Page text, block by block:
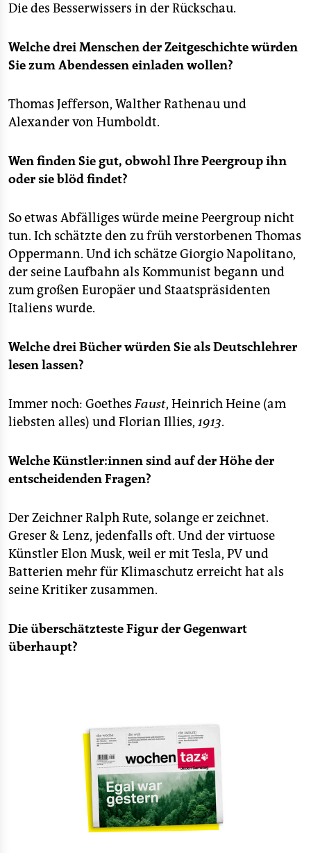
Die des Besserwissers in der Rückschau.
Welche drei Menschen der Zeitgeschichte würden
Sie zum Abendessen einladen wollen?
Thomas Jefferson, Walther Rathenau und
Alexander von Humboldt.
Wen finden Sie gut, obwohl Ihre Peergroup ihn
oder sie blöd findet?
So etwas Abfälliges würde meine Peergroup nicht
tun. Ich schätzte den zu früh verstorbenen Thomas
Oppermann. Und ich schätze Giorgio Napolitano,
der seine Laufbahn als Kommunist begann und
zum großen Europäer und Staatspräsidenten
Italiens wurde.
Welche drei Bücher würden Sie als Deutschlehrer
lesen lassen?
Immer noch: GoethesFaust, Heinrich Heine (am
liebsten alles) und Florian Illies, 1913.
Welche Künstler:innen sind auf der Höhe der
entscheidenden Fragen?
Der Zeichner Ralph Rute, solange er zeichnet.
Greser & Lenz, jedenfalls oft. Und der virtuose
Künstler Elon Musk, weil er mit Tesla, PV und
Batterien mehr für Klimaschutz erreicht hat als
seine Kritiker zusammen.
Die überschätzteste Figur der Gegenwart
überhaupt?